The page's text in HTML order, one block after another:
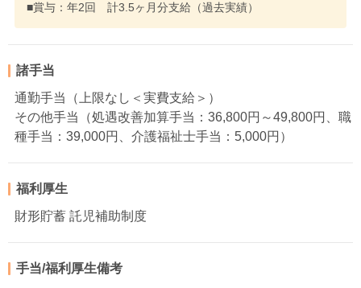
■賞与：年2回 計3.5ヶ月分支給（過去実績）
諸手当
通勤手当（上限なし＜実費支給＞）
その他手当（処遇改善加算手当：36,800円～49,800円、職
種手当：39,000円、介護福祉士手当：5,000円）
福利厚生
財形貯蓄 託児補助制度
手当/福利厚生備考